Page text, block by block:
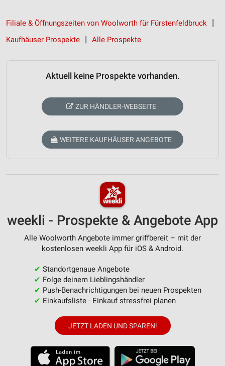
Filiale & Öffnungszeiten von Woolworth für Fürstenfeldbruck
Kaufhäuser Prospekte
Alle Prospekte
Aktuell keine Prospekte vorhanden.
ZUR HÄNDLER-WEBSEITE
WEITERE KAUFHÄUSER ANGEBOTE
weekli - Prospekte & Angebote App
Alle Woolworth Angebote immer griffbereit – mit der
kostenlosen weekli App für iOS & Android.
✔ Standortgenaue Angebote
✔ Folge deinem Lieblingshändler
✔ Push-Benachrichtigungen bei neuen Prospekten
✔ Einkaufsliste - Einkauf stressfrei planen
JETZT LADEN UND SPAREN!